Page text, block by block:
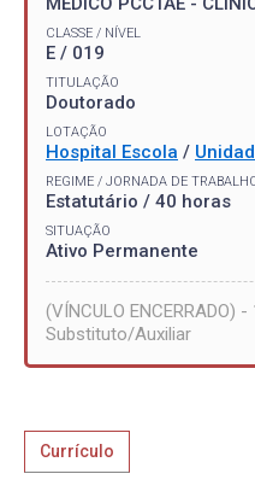
CLASSE / NÍVEL
E / 019
TITULAÇÃO
Doutorado
LOTAÇÃO
Hospital Escola /
REGIME / JORNADA DE
Estatutário / 40 horas
SITUAÇÃO
Ativo Permanente
(VÍNCULO ENCERRADO)
Substituto/Auxiliar
Currículo